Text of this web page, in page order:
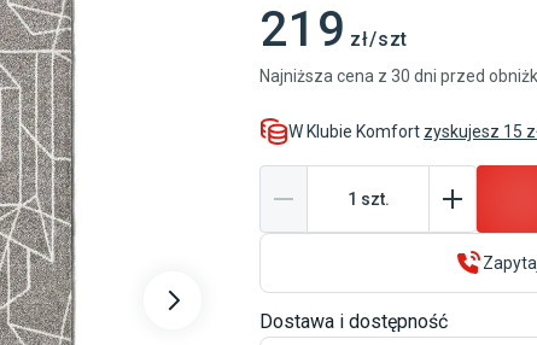
219 zł/szt
Najniższa cena z 30 dni przed
W Klubie Komfort zyskujesz 15
1 szt.
Dostawa i dostępność